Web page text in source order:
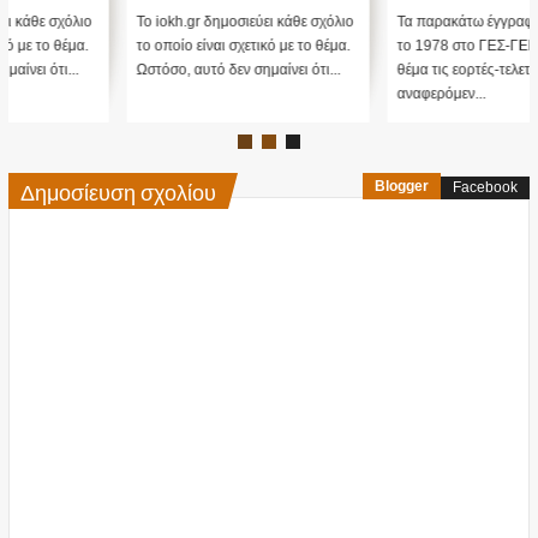
Το iokh.gr δημοσιεύει κάθε σχόλιο
το οποίο είναι σχετικό με το θέμα.
Ωστόσο, αυτό δεν σημαίνει ότι...
ο χαρακτηρισμός
΄Βορειοηπειρωτικόν Έπος'
της Εποποιίας του ΟΧΙ
έγινε 'Αλβανικό Έπος' ....;;;
Τα παρακάτω έγγραφα στάλθηκαν
το 1978 στο ΓΕΣ-ΓΕΝ-ΓΕΑ... Με
θέμα τις εορτές-τελετές,
Δημοσίευση σχολίου Blogger Facebook